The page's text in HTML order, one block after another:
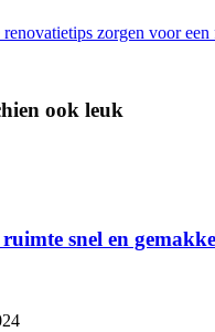
renovatietips zorgen voor een
ook leuk
snel en